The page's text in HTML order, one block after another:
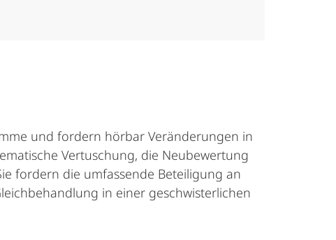
und fordern hörbar Veränderungen in
Vertuschung, die Neubewertung
fordern die umfassende Beteiligung an
in einer geschwisterlichen